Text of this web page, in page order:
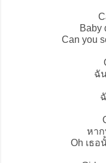
Baby
Can you
ฉั
หา
Oh เธอ